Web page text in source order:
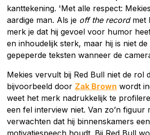
kanttekening. 'Met alle respect:
aardige man. Als je off the record met
merk je dat hij gevoel voor humor
en inhoudelijk sterk, maar hij is niet
gepeperde teksten wanneer de
Mekies vervult bij Red Bull niet de rol
bijvoorbeeld door Zak Brown wordt
weet het merk nadrukkelijk te
een fel interview niet. Van zo’n figuur
verwachten dat hij binnenskamers